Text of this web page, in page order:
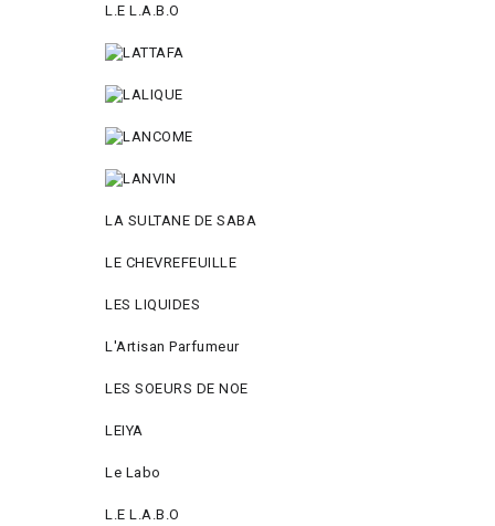
L.E L.A.B.O
LA SULTANE DE SABA
LE CHEVREFEUILLE
LES LIQUIDES
L'Artisan Parfumeur
LES SOEURS DE NOE
LEIYA
Le Labo
L.Е L.А.B.О